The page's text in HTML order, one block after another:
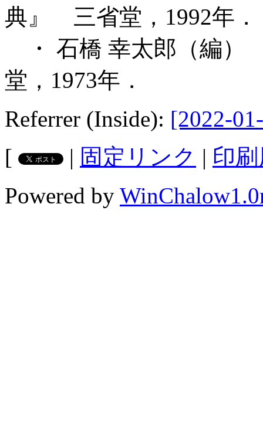
典』 三省堂，1992年．
・ 石橋 幸太郎（編
堂，1973年．
Referrer (Inside): [2022-
[
| 固定リンク | 印
Powered by